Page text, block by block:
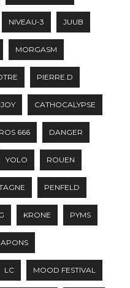
NIVEAU-3 JUUB
MORGASM
PIERRE.D
CATHOCALYPSE
666 DANGER
YOLO ROUEN
PENFELD
KRONE PYMS
LC MOOD FESTIVAL